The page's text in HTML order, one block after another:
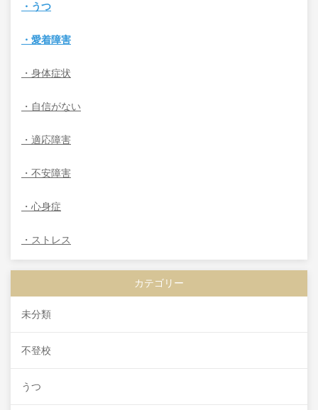
・うつ
・愛着障害
・身体症状
・自信がない
・適応障害
・不安障害
・心身症
・ストレス
カテゴリー
未分類
不登校
うつ